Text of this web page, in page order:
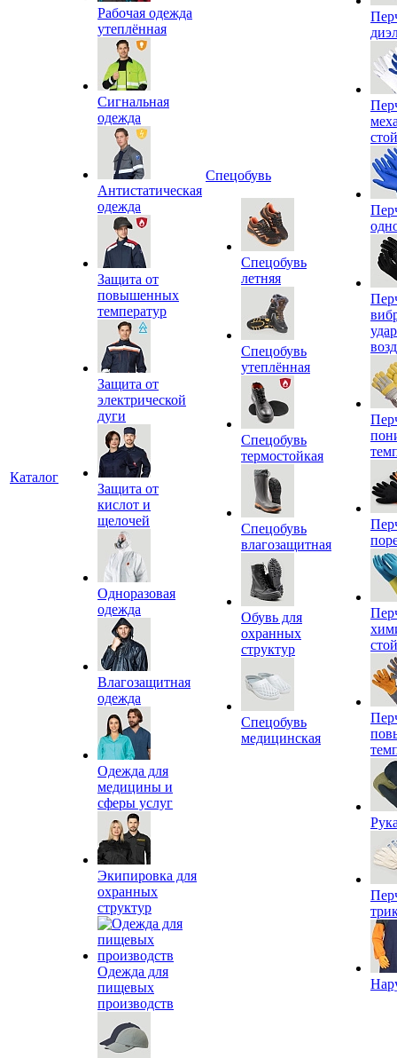
Каталог
Рабочая одежда
утеплённая
Сигнальная
одежда
Антистатическая
одежда
Защита от
повышенных
температур
Защита от
электрической
дуги
Защита от
кислот и
щелочей
Одноразовая
одежда
Влагозащитная
одежда
Одежда для
медицины и
сферы услуг
Экипировка для
охранных
структур
Одежда для
пищевых
производств
Спецобувь
Спецобувь
летняя
Спецобувь
утеплённая
Спецобувь
термостойкая
Спецобувь
влагозащитная
Обувь для
охранных
структур
Спецобувь
медицинская